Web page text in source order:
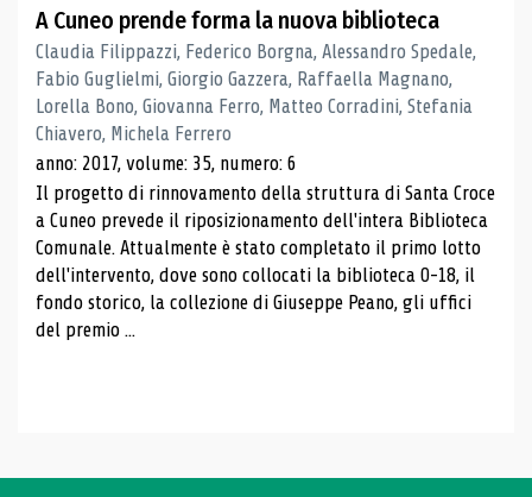
A Cuneo prende forma la nuova biblioteca
Claudia Filippazzi, Federico Borgna, Alessandro Spedale,
Fabio Guglielmi, Giorgio Gazzera, Raffaella Magnano,
Lorella Bono, Giovanna Ferro, Matteo Corradini, Stefania
Chiavero, Michela Ferrero
anno: 2017, volume: 35, numero: 6
Il progetto di rinnovamento della struttura di Santa Croce
a Cuneo prevede il riposizionamento dell'intera Biblioteca
Comunale. Attualmente è stato completato il primo lotto
dell'intervento, dove sono collocati la biblioteca 0-18, il
fondo storico, la collezione di Giuseppe Peano, gli uffici
del premio ...